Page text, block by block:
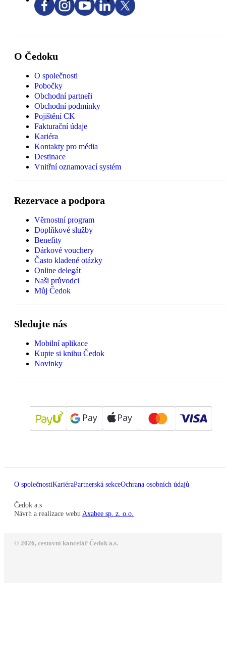
O Čedoku
O společnosti
Pobočky
Obchodní partneři
Obchodní podmínky
Pojištění CK
Fakturační údaje
Kariéra
Kontakty pro média
Destinace
Vnitřní oznamovací systém
Rezervace a podpora
Věrnostní program
Doplňkové služby
Benefity
Dárkové vouchery
Často kladené otázky
Online delegát
Naši průvodci
Můj Čedok
Sledujte nás
Mobilní aplikace
Kupte si knihu Čedok
Novinky
O společnostiKariéraPartnerská sekceOchrana osobních údajů
Čedok a.s
Návrh a realizace webu Axabee sp. z. o.o.
© 2026, cestovní kancelář Čedok a.s.